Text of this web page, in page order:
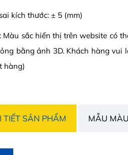
kích thước: ± 5 (mm)
Màu sắc hiển thị trên website có
bằng ảnh 3D. Khách hàng vui
hàng)
TIẾT SẢN PHẨM MẪU MÀU